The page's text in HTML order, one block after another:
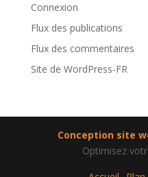
Connexion
Flux des publications
Flux des commentaires
Site de WordPress-FR
Conception site
Optimisez